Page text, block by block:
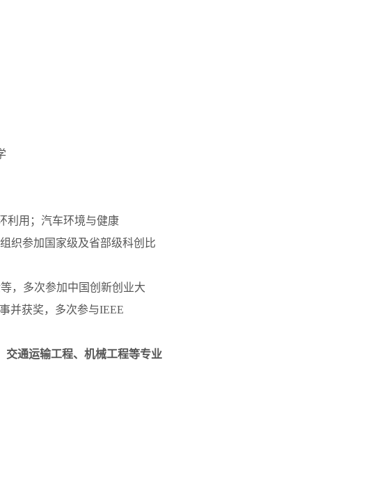
利用；汽车环境与健康
织参加国家级及省部级科创比
，多次参加中国创新创业大
并获奖，多次参与IEEE
交通运输工程、机械工程等专业